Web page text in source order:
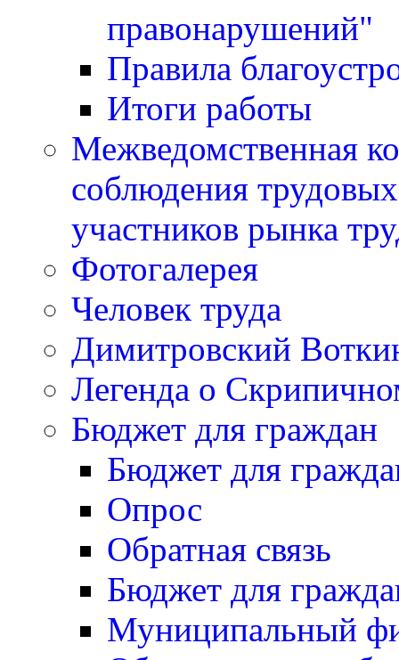
правонарушений"
Правила
Итоги работы
Межведомственная
соблюдения
участников рынка
Фотогалерея
Человек труда
Димитровский
Легенда о
Бюджет для граждан
Бюджет для
Опрос
Обратная связь
Бюджет для
Муниципальный